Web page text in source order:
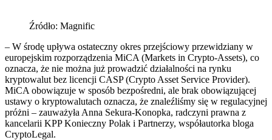
Źródło: Magnific
– W środę upływa ostateczny okres przejściowy przewidziany w
europejskim rozporządzenia MiCA (Markets in Crypto-Assets), co
oznacza, że nie można już prowadzić działalności na rynku
kryptowalut bez licencji CASP (Crypto Asset Service Provider).
MiCA obowiązuje w sposób bezpośredni, ale brak obowiązującej
ustawy o kryptowalutach oznacza, że znaleźliśmy się w regulacyjnej
próżni – zauważyła Anna Sekura-Konopka, radczyni prawna z
kancelarii KPP Konieczny Polak i Partnerzy, współautorka bloga
CryptoLegal.